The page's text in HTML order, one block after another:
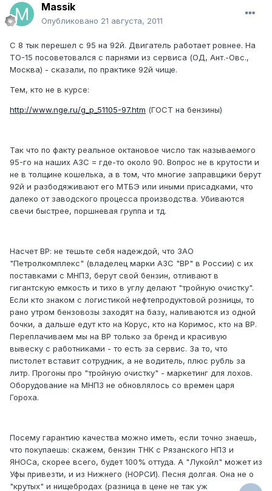
Massik
Опубликовано 21 августа, 2011
С 8 тык перешел с 95 на 92й. Двигатель работает ровнее. На
ТО-15 посоветовался с парнями из сервиса (ОД, Ант.-Овс.,
Москва) - сказали, по практике 92й чище.
Тем, кто не в курсе:
http://www.nge.ru/g_p_51105-97.htm (ГОСТ на бензины)
Так что по факту реальное октановое число так называемого
95-го на наших АЗС = где-то около 90. Вопрос не в крутости и
не в толщине кошелька, а в том, что многие заправщики берут
92й и разбодяживают его МТБЭ или иными присадками, что
далеко от заводского процесса производства. Убиваются
свечи быстрее, поршневая группа и тд.
Насчет ВР: не тешьте себя надеждой, что ЗАО
"Петролкомплекс" (владелец марки АЗС "ВР" в России) с их
поставками с МНПЗ, берут свой бензин, отливают в
гигантскую емкость и тихо в углу делают "тройную очистку".
Если кто знаком с логистикой нефтепродуктовой розницы, то
рано утром бензовозы заходят на базу, наливаются из одной
бочки, а дальше едут кто на Корус, кто на Коримос, кто на ВР.
Переплачиваем мы на ВР только за бренд и красивую
вывеску с работниками - то есть за сервис. За то, что
пистолет вставит сотрудник, а не водитель, плюс рубль за
литр. Прогоны про "тройную очистку" - маркетинг для лохов.
Оборудование на МНПЗ не обновлялось со времен царя
Гороха.
Посему гарантию качества можно иметь, если точно знаешь,
что покупаешь: скажем, бензин ТНК с Рязанского НПЗ и
ЯНОСа, скорее всего, будет 100% оттуда. А "Лукойл" может из
Уфы привезти, и из Нижнего (НОРСИ). Песня долгая. Она не о
"крутых" и нищебродах (разница в цене не так уж